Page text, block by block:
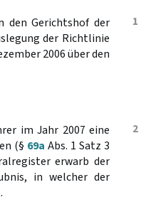
1
den Gerichtshof der
der Richtlinie
2006 über den
2
im Jahr 2007 eine
(§ 69a Abs. 1 Satz 3
erwarb der
in welcher der